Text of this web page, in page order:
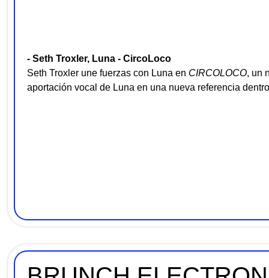
- Seth Troxler, Luna - CircoLoco
Seth Troxler une fuerzas con Luna en CIRCOLOCO, un
aportación vocal de Luna en una nueva referencia